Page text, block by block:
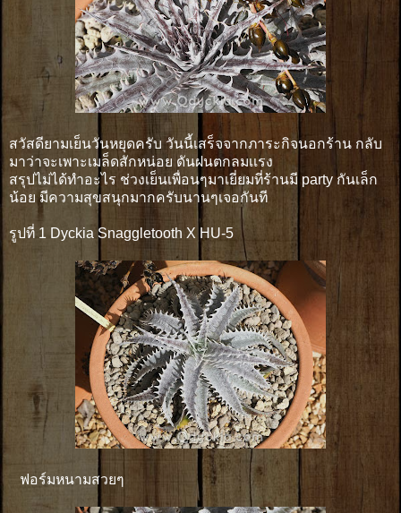
สวัสดียามเย็นวันหยุดครับ วันนี้เสร็จจากภาระกิจนอกร้าน กลับ
มาว่าจะเพาะเมล็ดสักหน่อย ดันฝนตกลมเเรง
สรุปไม่ได้ทำอะไร ช่วงเย็นเพื่อนๆมาเยี่ยมที่ร้านมี party กันเล็ก
น้อย มีความสุขสนุกมากครับนานๆเจอกันที
รูปที่ 1 Dyckia Snaggletooth X HU-5
ฟอร์มหนามสวยๆ